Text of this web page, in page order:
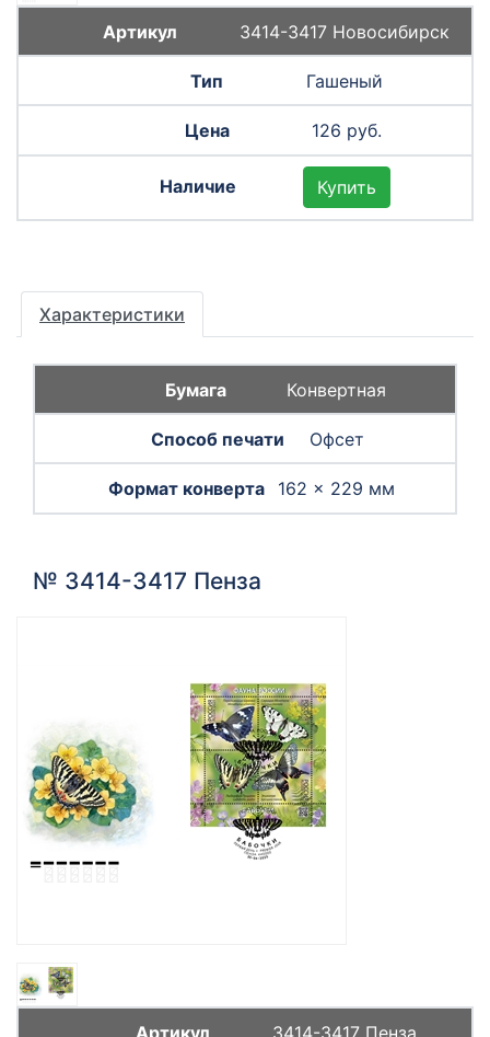
3414-3417 Новосибирск
Гашеный
126 руб.
Купить
Характеристики
Конвертная
Офсет
162 × 229 мм
№ 3414-3417 Пенза
3414-3417 Пенза